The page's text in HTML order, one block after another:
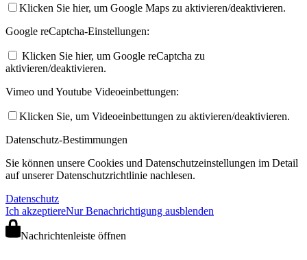
Klicken Sie hier, um Google Maps zu aktivieren/deaktivieren.
Google reCaptcha-Einstellungen:
Klicken Sie hier, um Google reCaptcha zu
aktivieren/deaktivieren.
Vimeo und Youtube Videoeinbettungen:
Klicken Sie, um Videoeinbettungen zu aktivieren/deaktivieren.
Datenschutz-Bestimmungen
Sie können unsere Cookies und Datenschutzeinstellungen im Detail
auf unserer Datenschutzrichtlinie nachlesen.
Datenschutz
Ich akzeptiereNur Benachrichtigung ausblenden
Nachrichtenleiste öffnen